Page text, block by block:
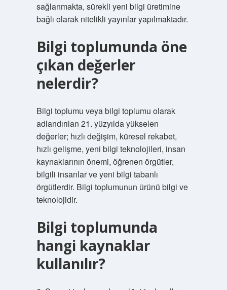
sağlanmakta, sürekli yeni bilgi üretimine
bağlı olarak nitelikli yayınlar yapılmaktadır.
Bilgi toplumunda öne
çıkan değerler
nelerdir?
Bilgi toplumu veya bilgi toplumu olarak
adlandırılan 21. yüzyılda yükselen
değerler; hızlı değişim, küresel rekabet,
hızlı gelişme, yeni bilgi teknolojileri, insan
kaynaklarının önemi, öğrenen örgütler,
bilgili insanlar ve yeni bilgi tabanlı
örgütlerdir. Bilgi toplumunun ürünü bilgi ve
teknolojidir.
Bilgi toplumunda
hangi kaynaklar
kullanılır?